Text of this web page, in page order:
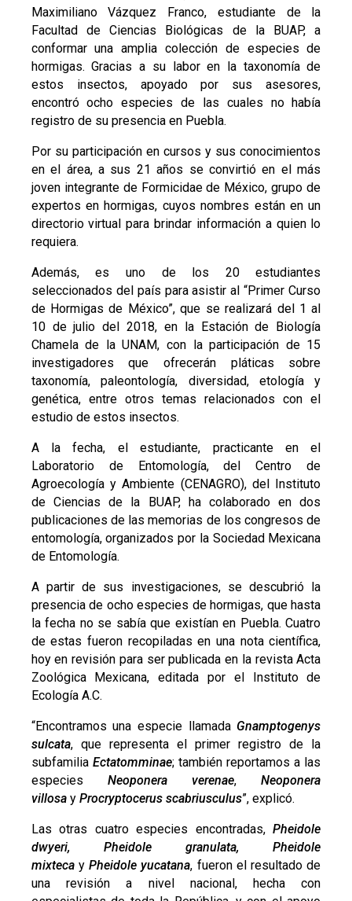
Maximiliano Vázquez Franco, estudiante de la
Facultad de Ciencias Biológicas de la BUAP, a
conformar una amplia colección de especies de
hormigas. Gracias a su labor en la taxonomía de
estos insectos, apoyado por sus asesores,
encontró ocho especies de las cuales no había
registro de su presencia en Puebla.
Por su participación en cursos y sus conocimientos
en el área, a sus 21 años se convirtió en el más
joven integrante de Formicidae de México, grupo de
expertos en hormigas, cuyos nombres están en un
directorio virtual para brindar información a quien lo
requiera.
Además, es uno de los 20 estudiantes
seleccionados del país para asistir al “Primer Curso
de Hormigas de México”, que se realizará del 1 al
10 de julio del 2018, en la Estación de Biología
Chamela de la UNAM, con la participación de 15
investigadores que ofrecerán pláticas sobre
taxonomía, paleontología, diversidad, etología y
genética, entre otros temas relacionados con el
estudio de estos insectos.
A la fecha, el estudiante, practicante en el
Laboratorio de Entomología, del Centro de
Agroecología y Ambiente (CENAGRO), del Instituto
de Ciencias de la BUAP, ha colaborado en dos
publicaciones de las memorias de los congresos de
entomología, organizados por la Sociedad Mexicana
de Entomología.
A partir de sus investigaciones, se descubrió la
presencia de ocho especies de hormigas, que hasta
la fecha no se sabía que existían en Puebla. Cuatro
de estas fueron recopiladas en una nota científica,
hoy en revisión para ser publicada en la revista Acta
Zoológica Mexicana, editada por el Instituto de
Ecología A.C.
“Encontramos una especie llamadaGnamptogenys
sulcata, que representa el primer registro de la
subfamilia Ectatomminae; también reportamos a las
especies Neoponera verenae,Neoponera
villosay Procryptocerus scabriusculus”, explicó.
Las otras cuatro especies encontradas,Pheidole
dwyeri, Pheidole granulata, Pheidole
mixtecayPheidole yucatana, fueron el resultado de
una revisión a nivel nacional, hecha con